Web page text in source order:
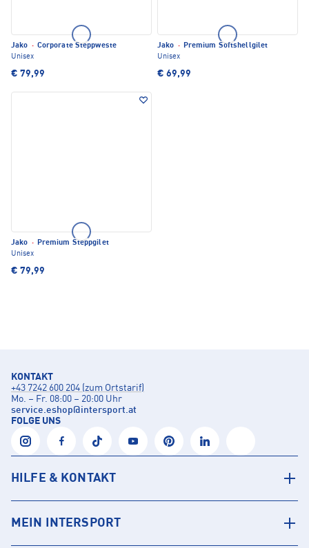
Jako · Corporate Steppweste
Unisex
€ 79,99
Jako · Premium Softshellgilet
Unisex
€ 69,99
Jako · Premium Steppgilet
Unisex
€ 79,99
KONTAKT
+43 7242 600 204 (zum Ortstarif)
Mo. – Fr. 08:00 – 20:00 Uhr
service.eshop@intersport.at
FOLGE UNS
HILFE & KONTAKT
MEIN INTERSPORT